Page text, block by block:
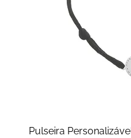
Pulseira